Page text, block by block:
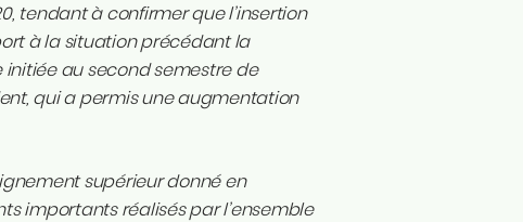
tendant à confirmer que l’insertion
à la situation précédant la
au second semestre de
qui a permis une augmentation
supérieur donné en
importants réalisés par l’ensemble